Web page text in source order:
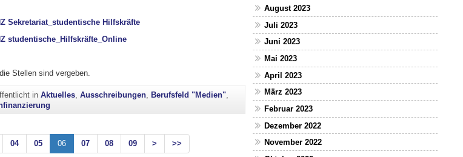
Sekretariat_studentische Hilfskräfte
studentische_Hilfskräfte_Online
Stellen sind vergeben.
inAktuelles ,Ausschreibungen Berufsfeld "Medien"
04 05 06 07 08 09 > >>
August 2023
Juli 2023
Juni 2023
Mai 2023
April 2023
März 2023
Februar 2023
Dezember 2022
November 2022